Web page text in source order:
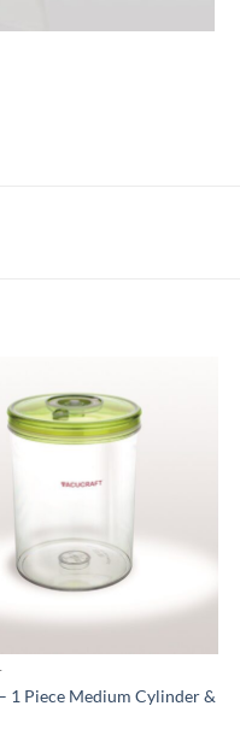
Lägg till i
önskelistan
1 Piece Medium Cylinder &